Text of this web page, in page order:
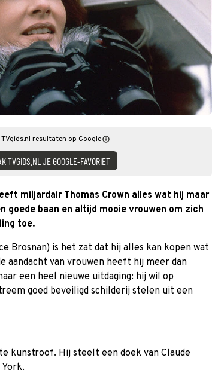
resultaten op Google
TVGIDS.NL JE GOOGLE-FAVORIET
miljardair Thomas Crown alles wat hij maar
goede baan en altijd mooie vrouwen om zich
toe.
Brosnan) is het zat dat hij alles kan kopen wat
aandacht van vrouwen heeft hij meer dan
een heel nieuwe uitdaging: hij wil op
goed beveiligd schilderij stelen uit een
kunstroof. Hij steelt een doek van Claude